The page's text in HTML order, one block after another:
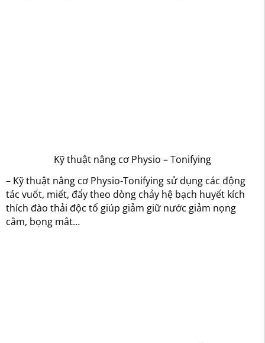
Kỹ thuật nâng cơ Physio – Tonifying
– Kỹ thuật nâng cơ Physio-Tonifying sử dụng các động
tác vuốt, miết, đẩy theo dòng chảy hệ bạch huyết kích
thích đào thải độc tố giúp giảm giữ nước giảm nọng
cằm, bọng mắt…